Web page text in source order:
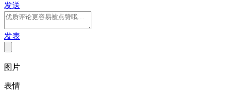
发送
发表
图片
表情